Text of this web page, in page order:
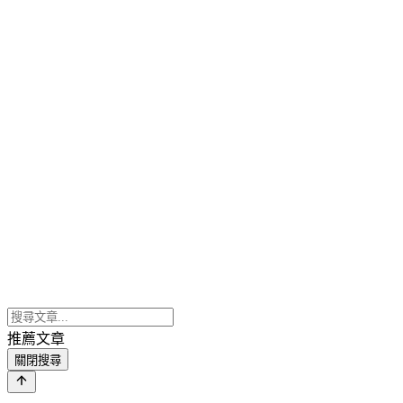
推薦文章
關閉搜尋